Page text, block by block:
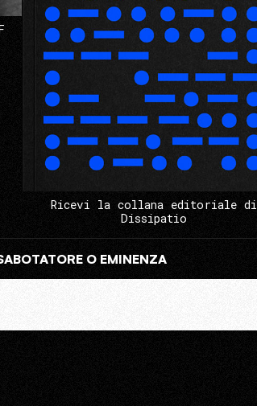
Ricevi la collana editoriale di
Dissipatio
O EMINENZA